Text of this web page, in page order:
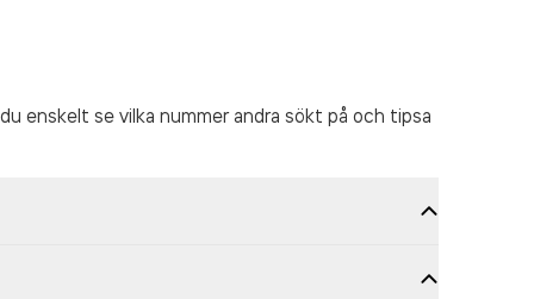
enskelt se vilka nummer andra sökt på och tipsa